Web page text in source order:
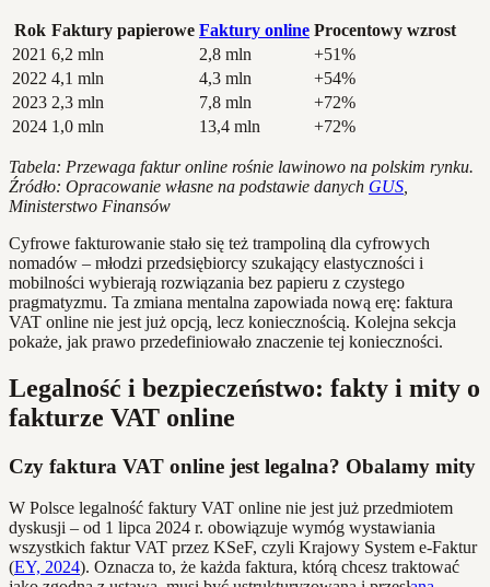
Rok Faktury papierowe Faktury online Procentowy wzrost
2021 6,2 mln 2,8 mln
+51%
2022 4,1 mln 4,3 mln
+54%
2023 2,3 mln 7,8 mln
+72%
2024 1,0 mln 13,4 mln +72%
Tabela: Przewaga faktur online rośnie lawinowo na polskim rynku.
Źródło: Opracowanie własne na podstawie danych GUS
Ministerstwo Finansów
Cyfrowe fakturowanie stało się też trampoliną dla cyfrowych
nomadów – młodzi przedsiębiorcy szukający elastyczności i
mobilności wybierają rozwiązania bez papieru z czystego
pragmatyzmu. Ta zmiana mentalna zapowiada nową erę: faktura
VAT online nie jest już opcją, lecz koniecznością. Kolejna sekcja
pokaże, jak prawo przedefiniowało znaczenie tej konieczności.
Legalność i bezpieczeństwo: fakty i mity o
fakturze VAT online
Czy faktura VAT online jest legalna? Obalamy mity
W Polsce legalność faktury VAT online nie jest już przedmiotem
dyskusji – od 1 lipca 2024 r. obowiązuje wymóg wystawiania
wszystkich faktur VAT przez KSeF, czyli Krajowy System e-Faktur
(EY, 2024). Oznacza to, że każda faktura, którą chcesz traktować